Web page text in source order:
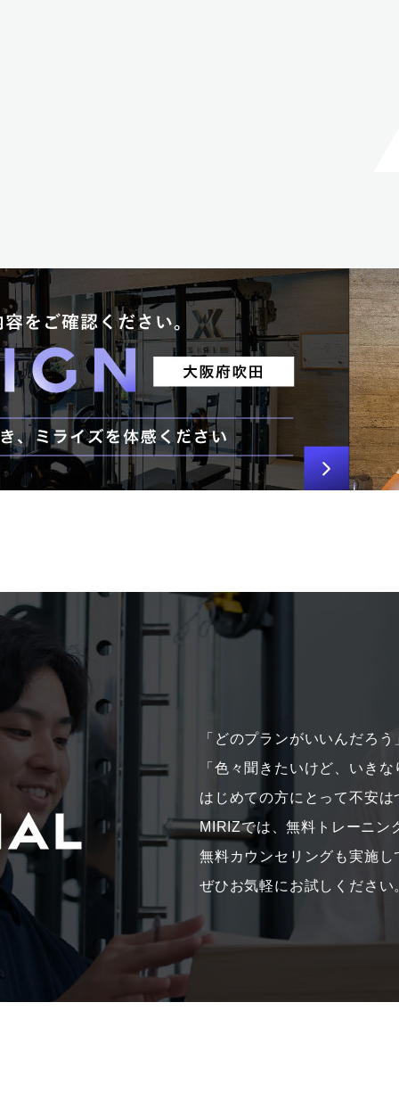
「どのプランがいいんだろう
「色々聞きたいけど、いき
はじめての方にとって不安は
MIRIZでは、無料トレーニン
無料カウンセリングも実施
ぜひお気軽にお試しください